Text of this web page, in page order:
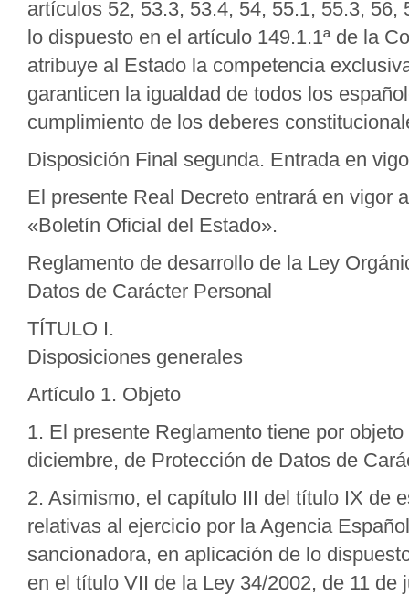
artículos 52, 53.3, 53.4, 54, 55.1, 55.3,
lo dispuesto en el artículo 149.1.1ª de la
atribuye al Estado la competencia
garanticen la igualdad de todos los
cumplimiento de los deberes
Disposición Final segunda. Entrada en
El presente Real Decreto entrará en vigor
«Boletín Oficial del Estado».
Reglamento de desarrollo de la Ley
Datos de Carácter Personal
TÍTULO I.
Disposiciones generales
Artículo 1. Objeto
1. El presente Reglamento tiene por
diciembre, de Protección de Datos de
2. Asimismo, el capítulo III del título IX de
relativas al ejercicio por la Agencia
sancionadora, en aplicación de lo
en el título VII de la Ley 34/2002, de 11